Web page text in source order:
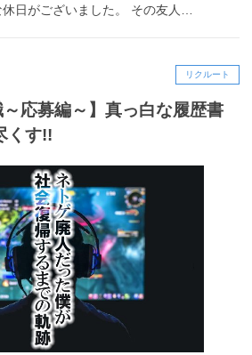
日がございました。 その友人…
リクルート
～応募編～】真っ白な履歴書
くす!!